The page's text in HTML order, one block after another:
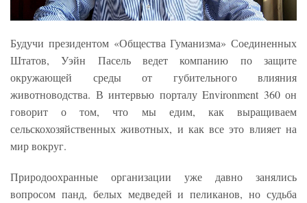
Будучи президентом «Общества Гуманизма» Соединенных
Штатов, Уэйн Пасель ведет компанию по защите
окружающей среды от губительного влияния
животноводства. В интервью порталу Environment 360 он
говорит о том, что мы едим, как выращиваем
сельскохозяйственных животных, и как все это влияет на
мир вокруг.
Природоохранные организации уже давно занялись
вопросом панд, белых медведей и пеликанов, но судьба